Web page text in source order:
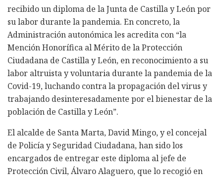
recibido un diploma de la Junta de Castilla y León por
su labor durante la pandemia. En concreto, la
Administración autonómica les acredita con “la
Mención Honorífica al Mérito de la Protección
Ciudadana de Castilla y León, en reconocimiento a su
labor altruista y voluntaria durante la pandemia de la
Covid-19, luchando contra la propagación del virus y
trabajando desinteresadamente por el bienestar de la
población de Castilla y León”.
El alcalde de Santa Marta, David Mingo, y el concejal
de Policía y Seguridad Ciudadana, han sido los
encargados de entregar este diploma al jefe de
Protección Civil, Álvaro Alaguero, que lo recogió en